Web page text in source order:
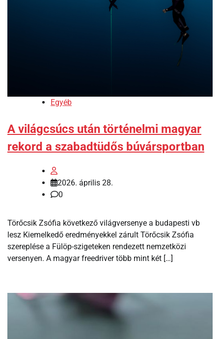
Egyéb
A világcsúcs után történelmi magyar
rekord a szabadtüdős búvársportban
2026. április 28.
0
Törőcsik Zsófia következő világversenye a budapesti vb
lesz Kiemelkedő eredményekkel zárult Törőcsik Zsófia
szereplése a Fülöp-szigeteken rendezett nemzetközi
versenyen. A magyar freedriver több mint két […]